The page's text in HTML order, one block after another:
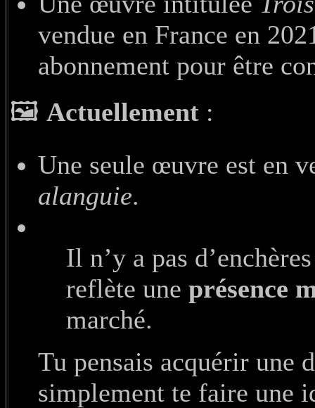
vendue en France en
abonnement pour être
🖼️ Actuellement :
Une seule œuvre est en
alanguie.
Il n’y a pas
reflète une présence
marché.
Tu pensais acquérir une
simplement te faire une